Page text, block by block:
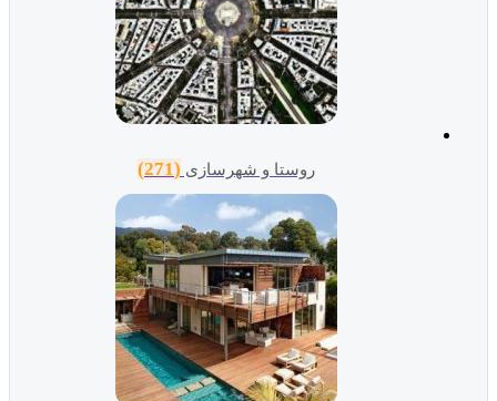
روستا و شهرسازی (271)